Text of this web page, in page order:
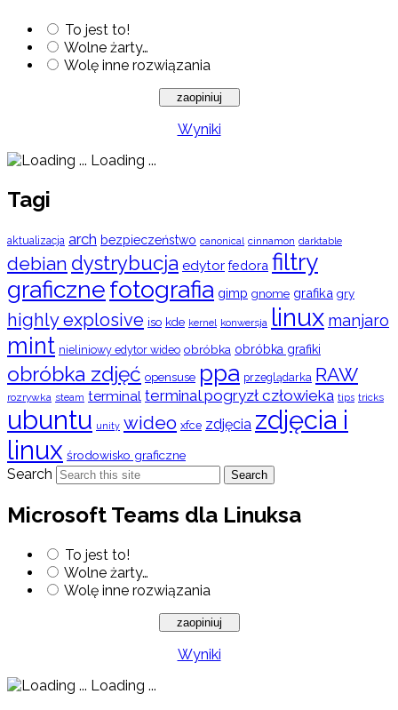
To jest to!
Wolne żarty…
Wolę inne rozwiązania
Wyniki
Loading ...
Tagi
aktualizacja arch bezpieczeństwo canonical cinnamon darktable
debian dystrybucja edytor fedora filtry
graficznefotografia gimp gnome grafika gry
highly explosive iso kde kernel konwersja linux manjaro
mint nieliniowy edytor wideo obróbka obróbka grafiki
obróbka zdjęć opensuse ppa przeglądarka RAW
rozrywka steam terminal terminal pogryzł człowieka tips tricks
ubuntu unity wideo xfce zdjęcia zdjęcia i
linux środowisko graficzne
Search Search
Microsoft Teams dla Linuksa
To jest to!
Wolne żarty…
Wolę inne rozwiązania
Wyniki
Loading ...